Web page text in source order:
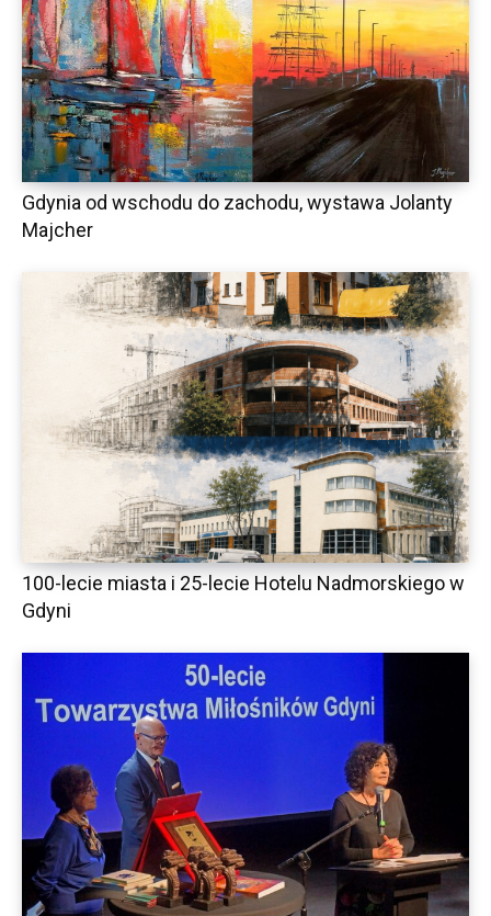
Gdynia od wschodu do zachodu, wystawa Jolanty
Majcher
100-lecie miasta i 25-lecie Hotelu Nadmorskiego w
Gdyni